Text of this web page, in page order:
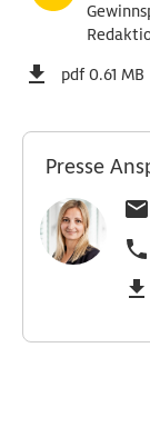
pdf 0.61 MB
Presse